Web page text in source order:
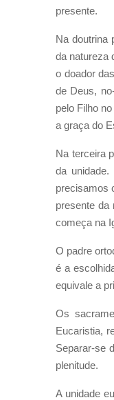
presente.
Na doutrina
da natureza
o doador
de Deus,
pelo Filho
a graça do
Na terceira
da
precisamos
presente
começa na
O padre
é a
equivale a
Os
Eucaristia,
Separar-se
plenitude.
A unidade